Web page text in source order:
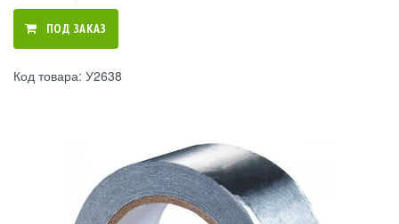
ПОД ЗАКАЗ
Код товара: У2638